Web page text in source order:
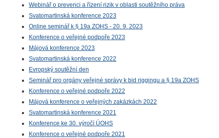
Webinář o prevenci a řízení rizik v oblasti soutěžního práva
Svatomartinská konference 2023
Online seminář k § 19a ZOHS - 20. 9. 2023
Konference o veřejné podpoře 2023
Májová konference 2023
Svatomartinská konference 2022
Evropský soutěžní den
Seminář pro orgány veřejné správy k bid riggingu a § 19a ZOHS
Konference o veřejné podpoře 2022
Májová konference o veřejných zakázkách 2022
Svatomartinská konference 2021
Konference ke 30. výročí ÚOHS
Konference o veřejné podpoře 2021